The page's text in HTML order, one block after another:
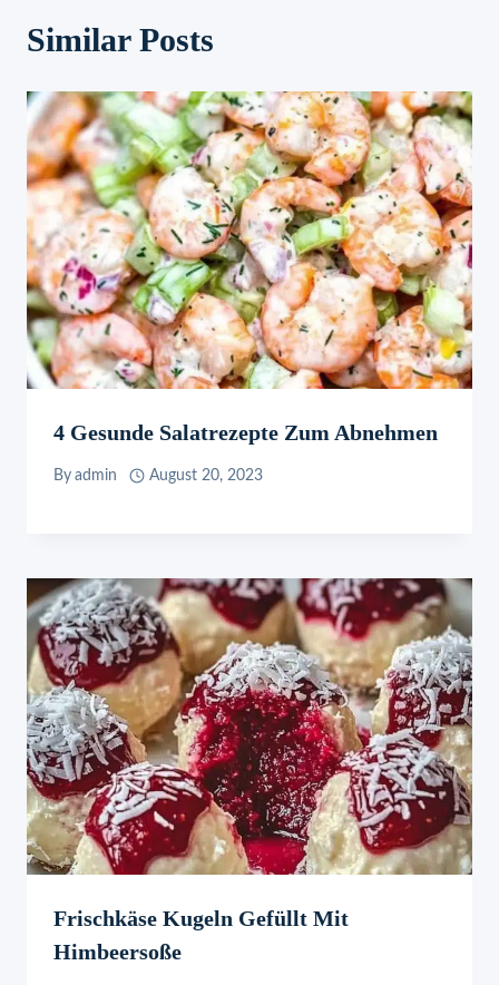
Similar Posts
4 Gesunde Salatrezepte Zum Abnehmen
By admin August 20, 2023
Frischkäse Kugeln Gefüllt Mit
Himbeersoße